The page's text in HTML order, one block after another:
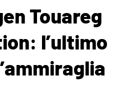
Touareg
l’ultimo